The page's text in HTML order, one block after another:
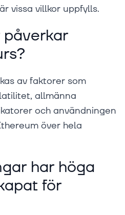
vissa villkor uppfylls.
av faktorer som
allmänna
och användningen
över hela
har höga
för